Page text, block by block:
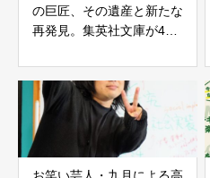
の巨匠、その遺産と新たな
再発見。集英社文庫が4タ